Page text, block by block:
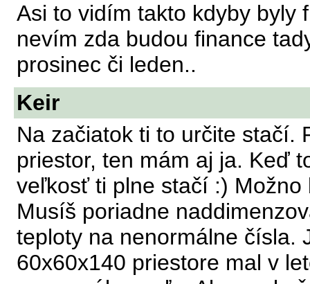
Asi to vidím takto kdyby byly
nevím zda budou finance
prosinec či leden..
Keir
Na začiatok ti to určite stačí.
priestor, ten mám aj ja. Keď
veľkosť ti plne stačí :)
Musíš poriadne
teploty na nenormálne čísla.
60x60x140 priestore mal v